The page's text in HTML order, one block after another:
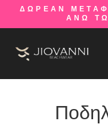
ΔΩΡΕΑΝ
ΑΝΩ